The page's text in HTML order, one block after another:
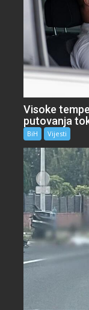
Visoke
putovanja
BiH Vijesti